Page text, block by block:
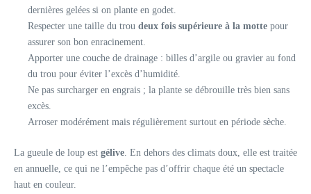
dernières gelées si on plante en godet.
Respecter une taille du trou deux fois supérieure à la motte pour
assurer son bon enracinement.
Apporter une couche de drainage : billes d’argile ou gravier au fond
du trou pour éviter l’excès d’humidité.
Ne pas surcharger en engrais ; la plante se débrouille très bien sans
excès.
Arroser modérément mais régulièrement surtout en période sèche.
La gueule de loup est gélive. En dehors des climats doux, elle est traitée
en annuelle, ce qui ne l’empêche pas d’offrir chaque été un spectacle
haut en couleur.